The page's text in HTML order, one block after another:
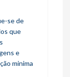
se de
que
e
minima